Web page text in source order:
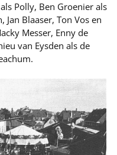
Polly, Ben Groenier als
Blaaser, Ton Vos en
Messer, Enny de
van Eysden als de